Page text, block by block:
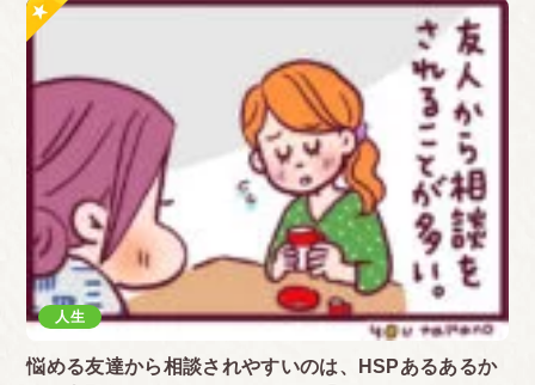
人生
悩める友達から相談されやすいのは、HSPあるあるか